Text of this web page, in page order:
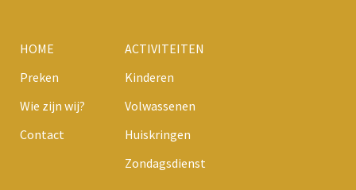
HOME
Preken
Wie zijn wij?
Contact
ACTIVITEITEN
Kinderen
Volwassenen
Huiskringen
Zondagsdienst